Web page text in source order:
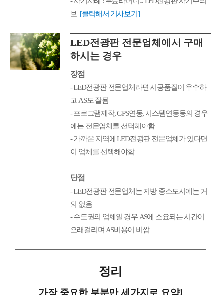
보 [클릭해서 기사보기]
LED전광판 전문업체에서 구매
하시는 경우
장점
- LED전광판 전문업체라면 시공품질이 우수하
고 AS도 잘됨
- 프로그램제작, GPS연동, 시스템연동등의 경우
에는 전문업체를 선택해야함
- 가까운 지역에 LED전광판 전문업체가 있다면
이 업체를 선택해야함
단점
- LED전광판 전문업체는 지방 중소도시에는 거
의 없음
- 수도권의 업체일 경우 AS에 소요되는 시간이
오래걸리며 AS비용이 비쌈
정리
가장 중요한 부분만 세가지로 요약!